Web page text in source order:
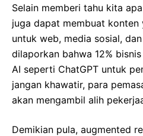
Selain memberi tahu kita
juga dapat membuat konten
untuk web, media sosial,
dilaporkan bahwa 12%
AI seperti ChatGPT untuk
jangan khawatir, para
akan mengambil alih
Demikian pula, augmented